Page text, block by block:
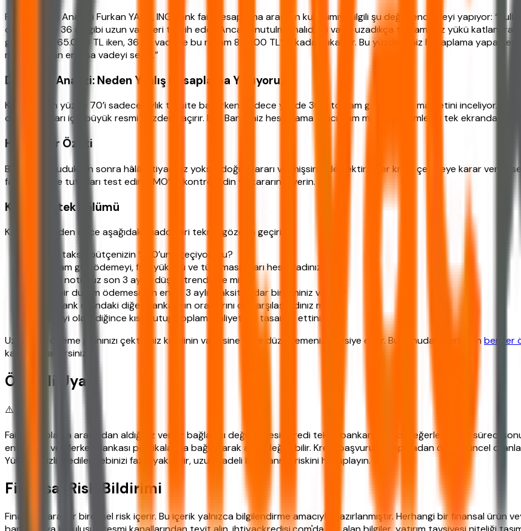
Finansal Veri Analisti Furkan YAKA, ING Bank faiz hesaplama aracının kullanımıyla ilgili şu değerlendirmeyi yapıyor:
odaklanır ve 36 ay gibi uzun vadeleri tercih eder. Ancak unutulmamalıdır ki vade uzadıkça toplam faiz yükü
geri ödeme 65.000 TL iken, 36 ay vade ile bu rakam 80.000 TL’ye kadar çıkabilir. Bu yüzden faiz hesaplama
mümkün olan en kısa vadeyi seçin.”
Davranış Analizi: Neden Yanlış Hesaplama Yapıyoruz?
Kullanıcıların yüzde 70’i sadece aylık taksite bakarken, sadece yüzde 30’u toplam geri ödeme maliyetini inceliyor. Bu,
odaklandıkları için büyük resmi gözden kaçırır. ING Bank faiz hesaplama aracı, tüm maliyet kalemlerini tek ekranda
Hızlı Karar Özeti
Bu yazıyı okuduktan sonra hâlâ ihtiyacınız yoksa, doğru kararı vermişsiniz demektir. Eğer kredi çekmeye karar
farklı vade ve tutarları test edin, YMO’yu kontrol edin ve kararınızı verin.
Karar Destek Bölümü
Karar vermeden önce aşağıdaki maddeleri tekrar gözden geçirin:
✓ Aylık taksit bütçenizin %30’unu geçiyor mu?
✓ Toplam geri ödemeyi, faiz yükünü ve tüm masrafları hesapladınız mı?
✓ Kredi notunuz son 3 ayda düşüş trendinde mi?
✓ Acil bir durum ödemesi için en az 3 aylık taksit kadar birikiminiz var mı?
✓ ING Bank dışındaki diğer bankaların oranlarını da karşılaştırdınız mı?
✓ Vadeyi olabildiğince kısa tutup toplam maliyetten tasarruf ettiniz mi?
Uzmanlar, ödeme planınızı çektiğiniz kredinin vadesine göre düzenlemenizi tavsiye eder. Bu konuda hazırlanan benzer
karşılaştırabilirsiniz.
Önemli Uyarı
⚠️ Dikkat!
Faiz hesaplama aracından aldığınız veriler bağlayıcı değildir. Kesin kredi teklifi, bankanın kredi değerlendirme süreci
enflasyon ve Merkez Bankası politikalarına bağlı olarak anlık değişebilir. Kredi başvurusu yapmadan önce güncel
Yüksek faizli krediler cebinizi fazla yakabilir, uzun vadeli borçlanma riskini hesaplayın.
Finansal Risk Bildirimi
Finansal kararlar bireysel risk içerir. Bu içerik yalnızca bilgilendirme amacıyla hazırlanmıştır. Herhangi bir finansal ürün